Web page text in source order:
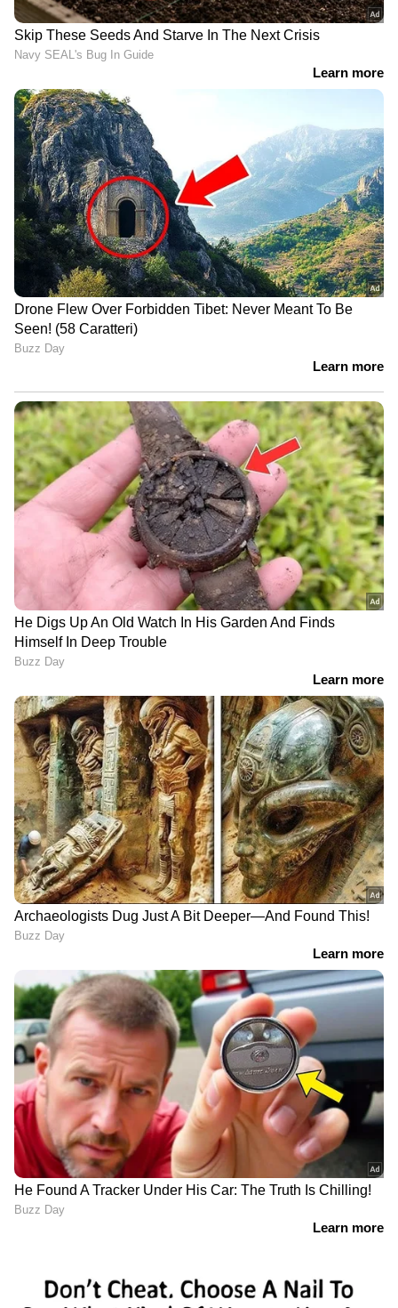
അവതരിപ്പിച്ചേക്കാം.
വൃത്തിയുള്ളതും താങ്ങാനാവുന്നതുമായ ഇതര
ഇന്ധന അധിഷ്‌ഠിത വാഹനങ്ങൾ
തിരഞ്ഞെടുക്കാൻ കേന്ദ്രം വാഹന
നിർമാതാക്കളെ പ്രേരിപ്പിക്കുന്ന സമയത്താണ്
ഹോണ്ട മോട്ടോർസൈക്കിൾസ് ആൻഡ്
സ്‌കൂട്ടേഴ്‌സ് ഇന്ത്യയുടെ ഫ്ലെക്‌സ്-ഫ്യുവൽ
മോട്ടോർസൈക്കിൾ പുറത്തിറക്കാനുള്ള
പ്രഖ്യാപനം എന്നതും ശ്രദ്ധേയമാണ്.
വിലകൂടിയ എണ്ണ ഇറക്കുമതി
കുറയ്ക്കുന്നതിനായി ഇന്ത്യയിൽ ഫ്ലെക്സ്
ഇന്ധന വാഹനങ്ങൾ പുറത്തിറക്കുന്നതിന്‍റെ
ആവശ്യകതയെക്കുറിച്ച് കേന്ദ്രമന്ത്രി നിതിൻ
ഗഡ്‍കരി ആവര്‍ത്തിച്ച് വ്യക്തമാക്കിയിരുന്നു.
ഇന്ത്യയിലെ ആദ്യ ഫ്ലെക്സ്-ഇന്ധന കാറായ
ടൊയോട്ട കൊറോള നിതിൻ ഗഡ്‍കരി
അടുത്തിടെ പുറത്തിറക്കിയിരുന്നു.
എന്താണ് ഫ്ലെക്സ് ഫ്യുവല്‍ എഞ്ചിന്‍?
ഫ്ലെക്സ് എഞ്ചിൻ എന്നാല്‍ ഒന്നിൽ കൂടുതൽ
ഇന്ധനത്തിലോ മിശ്രിത ഇന്ധനത്തിലോ
പ്രവർത്തിക്കാൻ കഴിയുന്ന എഞ്ചിനാണ് ഫ്ലക്സ്
എഞ്ചിനുകൾ. പെട്രോളും എഥനോളും വിവിധ
അനുപാതത്തില്‍ ഉപയോഗിക്കാന്‍ സാധിക്കുന്ന
സംവിധാനമാണ് ഫ്ലെക്‌സ് ഫ്യുവല്‍
എഞ്ചിനുകളില്‍ ഉള്ളത്. നിലവില്‍ കിട്ടുന്ന
പെട്രോളില്‍ എട്ടു ശതമാനത്തോളം
ഏഥനോളുണ്ട്. ഇത് 50 ശതമാനം വരെ കൂട്ടാന്‍
സാധിക്കും. സാധാരണഗതിയിൽ പെട്രോൾ,
എഥനോൾ അല്ലെങ്കിൽ മെഥനോൾ
എന്നിവയുടെ മിശ്രിതമാണ് ഇവയിൽ
ഉപയോഗിക്കുന്നത്. ഏത് മിശ്രിതത്തിനും
അനുയോജ്യമായി സ്വയം ക്രമീകരിക്കാൻ
കഴിയുന്ന എഞ്ചിനുമാണിത്. ആധുനിക
പരിഷ്‍കാരങ്ങളാണ് ഇത് സാധ്യമാക്കുന്നത്.